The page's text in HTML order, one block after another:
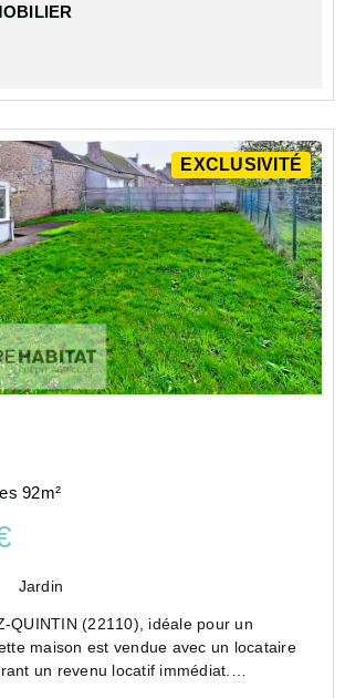
l'agence
EXCLUSIVITÉ
92m²
Jardin
QUINTIN (22110), idéale pour un
maison est vendue avec un locataire
un revenu locatif immédiat.